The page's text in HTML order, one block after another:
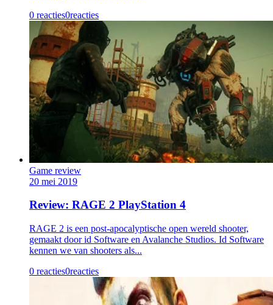
0 reacties0reacties
Game review
20 mei 2019
Review: RAGE 2 PlayStation 4
RAGE 2 is een post-apocalyptische open wereld shooter,
gemaakt door id Software en Avalanche Studios. Id Software
kennen we van shooters als...
0 reacties0reacties